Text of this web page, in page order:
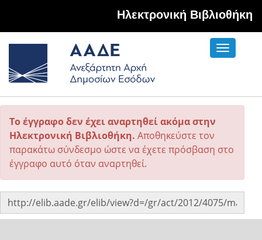
Hλεκτρονική Βιβλιοθήκη
Toggle
Το έγγραφο δεν έχει αναρτηθεί ακόμα στην
Ηλεκτρονική Βιβλιοθήκη. Αποθηκεύστε τον
παρακάτω σύνδεσμο ώστε να έχετε πρόσβαση στο
έγγραφο αυτό όταν αναρτηθεί.